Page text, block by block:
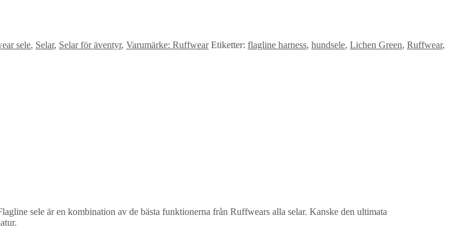
sele, Selar, Selar för äventyr, Varumärke: Ruffwear Etiketter: flagline harness, hundsele, Lichen Green, Ruffwear,
sele är en kombination av de bästa funktionerna från Ruffwears alla selar. Kanske den ultimata